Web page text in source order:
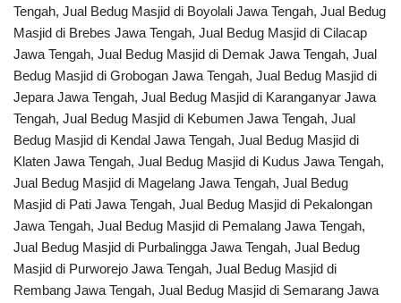
Tengah, Jual Bedug Masjid di Boyolali Jawa Tengah, Jual Bedug
Masjid di Brebes Jawa Tengah, Jual Bedug Masjid di Cilacap
Jawa Tengah, Jual Bedug Masjid di Demak Jawa Tengah, Jual
Bedug Masjid di Grobogan Jawa Tengah, Jual Bedug Masjid di
Jepara Jawa Tengah, Jual Bedug Masjid di Karanganyar Jawa
Tengah, Jual Bedug Masjid di Kebumen Jawa Tengah, Jual
Bedug Masjid di Kendal Jawa Tengah, Jual Bedug Masjid di
Klaten Jawa Tengah, Jual Bedug Masjid di Kudus Jawa Tengah,
Jual Bedug Masjid di Magelang Jawa Tengah, Jual Bedug
Masjid di Pati Jawa Tengah, Jual Bedug Masjid di Pekalongan
Jawa Tengah, Jual Bedug Masjid di Pemalang Jawa Tengah,
Jual Bedug Masjid di Purbalingga Jawa Tengah, Jual Bedug
Masjid di Purworejo Jawa Tengah, Jual Bedug Masjid di
Rembang Jawa Tengah, Jual Bedug Masjid di Semarang Jawa